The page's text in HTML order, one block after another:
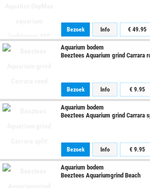
Bezoek Info € 49.95
Aquarium bodem
Beeztees Aquarium grind Carrara
Bezoek Info € 9.95
Aquarium bodem
Beeztees Aquarium grind Carrara
Bezoek Info € 9.95
Aquarium bodem
Beeztees Aquariumgrind Beach